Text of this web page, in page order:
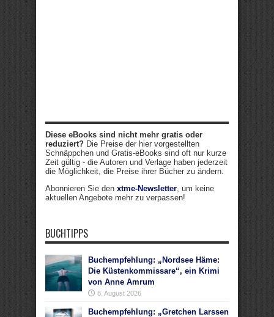
Diese eBooks sind nicht mehr gratis oder
reduziert? Die Preise der hier vorgestellten
Schnäppchen und Gratis-eBooks sind oft nur kurze
Zeit gültig - die Autoren und Verlage haben jederzeit
die Möglichkeit, die Preise ihrer Bücher zu ändern.
Abonnieren Sie den xtme-Newsletter , um keine
aktuellen Angebote mehr zu verpassen!
BUCHTIPPS
Buchempfehlung: „Nordsee Häme:
Die Küstenkommissare“, ein Krimi
von Anne Amrum
8. August 2026
Buchempfehlung: „Gretchen Larssen